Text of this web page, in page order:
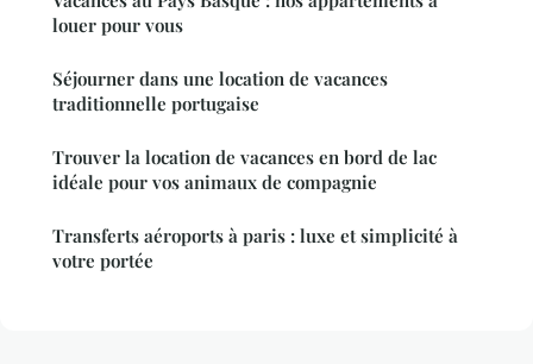
louer pour vous
Séjourner dans une location de vacances
traditionnelle portugaise
Trouver la location de vacances en bord de lac
idéale pour vos animaux de compagnie
Transferts aéroports à paris : luxe et simplicité à
votre portée